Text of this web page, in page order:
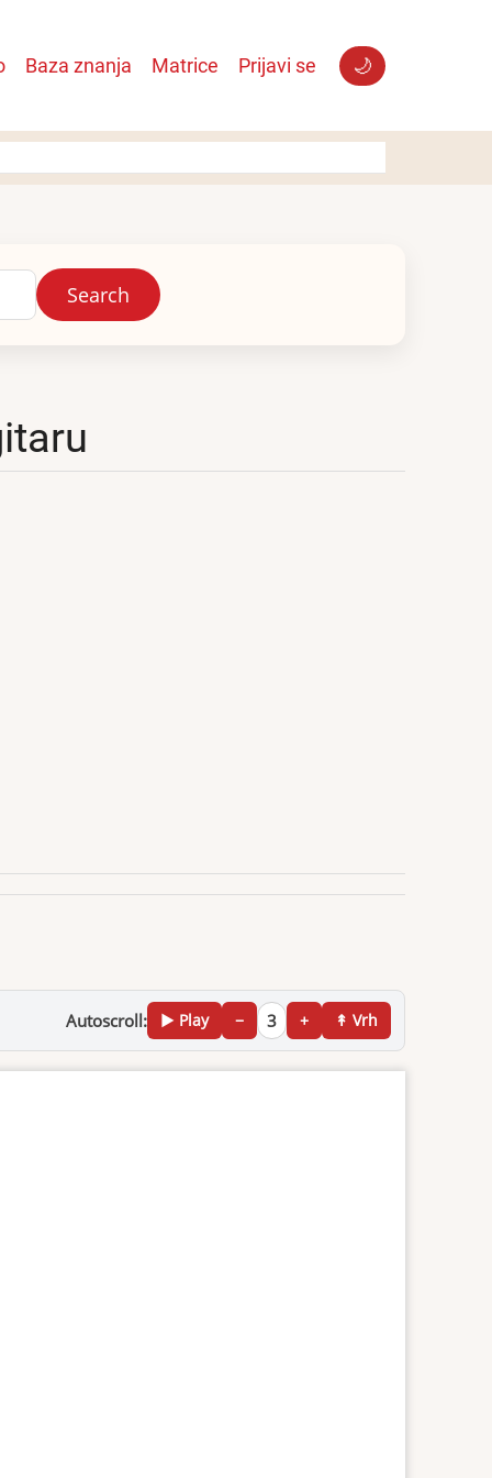
Baza znanja Matrice Prijavi se 🌙
Autoscroll: ▶ Play − 3 + ↟ Vrh